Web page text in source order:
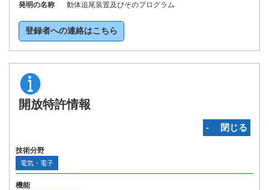
発明の名称
動体追尾装置及びそのプログラム
登録者への連絡はこちら
開放特許情報
‐ 閉じる
技術分野
電気・電子
機能